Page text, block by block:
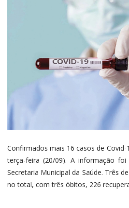
Confirmados mais 16 casos de
terça-feira (20/09). A informação
Secretaria Municipal da Saúde. Três
no total, com três óbitos, 226